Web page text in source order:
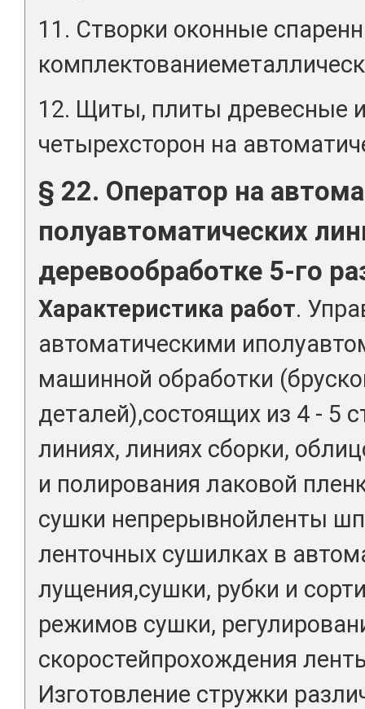
11. Створки оконные
12. Щиты, плиты древесные
четырехсторон на
§ 22. Оператор на
полуавтоматических
деревообработке 5-го
Характеристика работ.
автоматическими
машинной обработки
деталей),состоящих из 4 - 5
линиях, линиях сборки,
и полирования лаковой
сушки непрерывнойленты
ленточных сушилках в
лущения,сушки, рубки и
режимов сушки,
скоростейпрохождения
Изготовление стружки